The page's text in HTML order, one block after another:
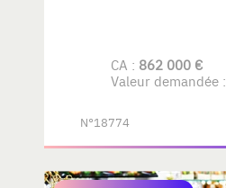
CA : 862 000 €
Valeur demandée :
N°18774